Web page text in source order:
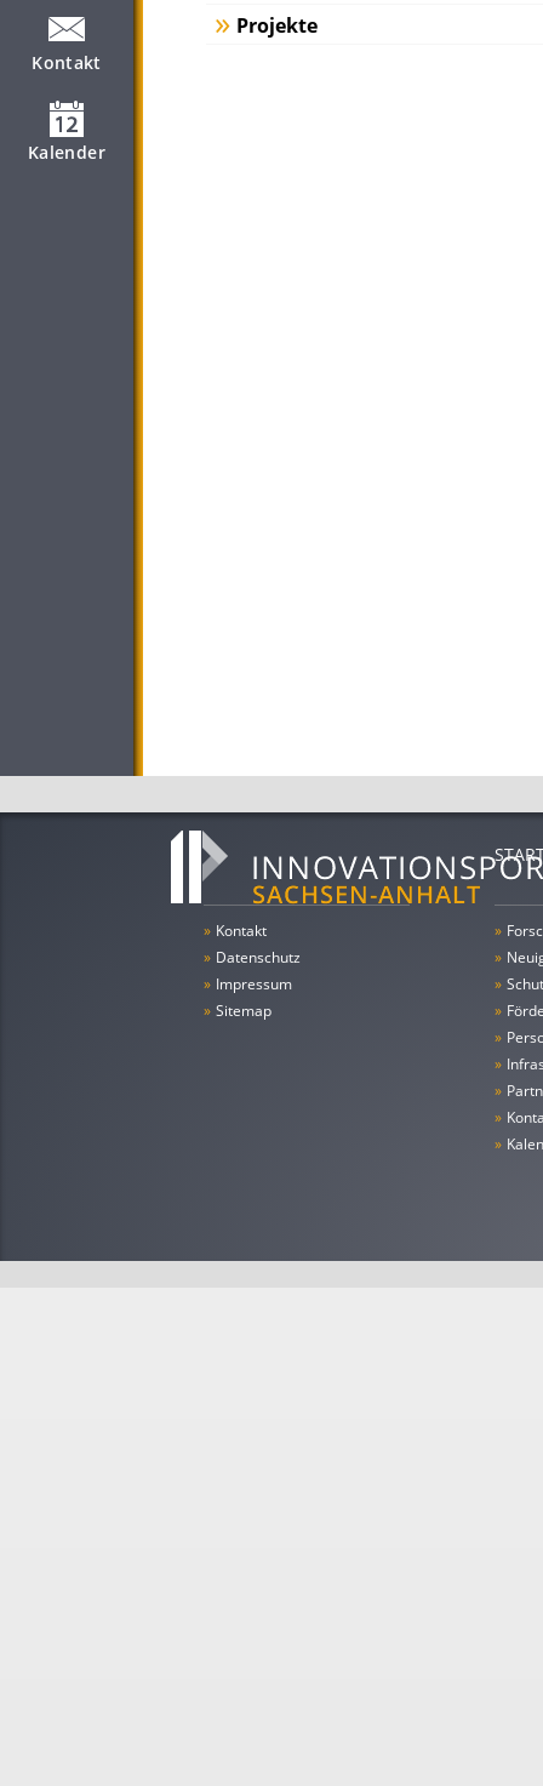
Kontakt
Kalender
Projekte
» Kontakt
» Datenschutz
» Impressum
» Sitemap
»
»
»
»
»
»
»
»
»